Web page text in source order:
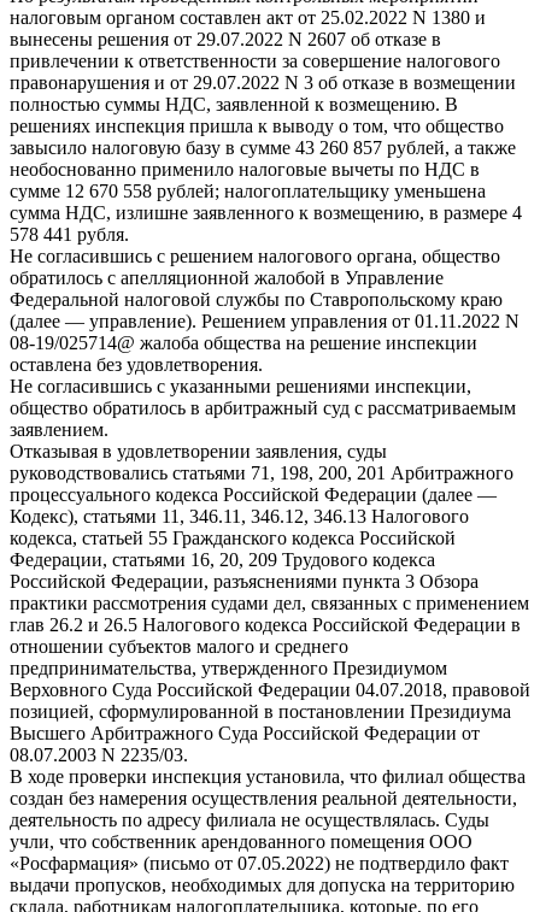
налоговым органом составлен акт от 25.02.2022 N 1380 и
вынесены решения от 29.07.2022 N 2607 об отказе в
привлечении к ответственности за совершение налогового
правонарушения и от 29.07.2022 N 3 об отказе в возмещении
полностью суммы НДС, заявленной к возмещению. В
решениях инспекция пришла к выводу о том, что общество
завысило налоговую базу в сумме 43 260 857 рублей, а также
необоснованно применило налоговые вычеты по НДС в
сумме 12 670 558 рублей; налогоплательщику уменьшена
сумма НДС, излишне заявленного к возмещению, в размере 4
578 441 рубля.
Не согласившись с решением налогового органа, общество
обратилось с апелляционной жалобой в Управление
Федеральной налоговой службы по Ставропольскому краю
(далее — управление). Решением управления от 01.11.2022 N
08-19/025714@ жалоба общества на решение инспекции
оставлена без удовлетворения.
Не согласившись с указанными решениями инспекции,
общество обратилось в арбитражный суд с рассматриваемым
заявлением.
Отказывая в удовлетворении заявления, суды
руководствовались статьями 71, 198, 200, 201 Арбитражного
процессуального кодекса Российской Федерации (далее —
Кодекс), статьями 11, 346.11, 346.12, 346.13 Налогового
кодекса, статьей 55 Гражданского кодекса Российской
Федерации, статьями 16, 20, 209 Трудового кодекса
Российской Федерации, разъяснениями пункта 3 Обзора
практики рассмотрения судами дел, связанных с применением
глав 26.2 и 26.5 Налогового кодекса Российской Федерации в
отношении субъектов малого и среднего
предпринимательства, утвержденного Президиумом
Верховного Суда Российской Федерации 04.07.2018, правовой
позицией, сформулированной в постановлении Президиума
Высшего Арбитражного Суда Российской Федерации от
08.07.2003 N 2235/03.
В ходе проверки инспекция установила, что филиал общества
создан без намерения осуществления реальной деятельности,
деятельность по адресу филиала не осуществлялась. Суды
учли, что собственник арендованного помещения ООО
«Росфармация» (письмо от 07.05.2022) не подтвердило факт
выдачи пропусков, необходимых для допуска на территорию
склада, работникам налогоплательщика, которые, по его